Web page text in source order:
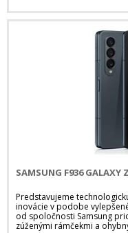
SAMSUNG F936 GALAXY
Predstavujeme
inovácie v podobe
od spoločnosti Samsung
zúženými rámčekmi a